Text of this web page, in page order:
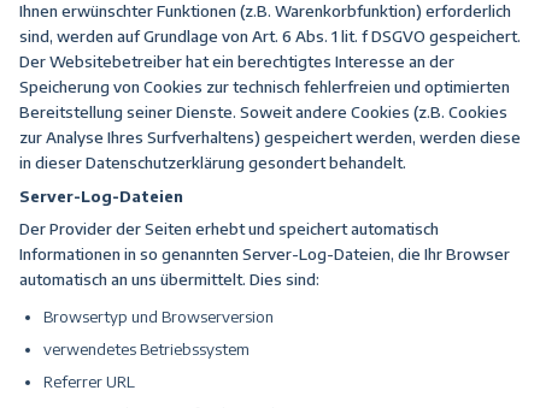
Ihnen erwünschter Funktionen (z.B. Warenkorbfunktion) erforderlich
sind, werden auf Grundlage von Art. 6 Abs. 1 lit. f DSGVO gespeichert.
Der Websitebetreiber hat ein berechtigtes Interesse an der
Speicherung von Cookies zur technisch fehlerfreien und optimierten
Bereitstellung seiner Dienste. Soweit andere Cookies (z.B. Cookies
zur Analyse Ihres Surfverhaltens) gespeichert werden, werden diese
in dieser Datenschutzerklärung gesondert behandelt.
Server-Log-Dateien
Der Provider der Seiten erhebt und speichert automatisch
Informationen in so genannten Server-Log-Dateien, die Ihr Browser
automatisch an uns übermittelt. Dies sind:
Browsertyp und Browserversion
verwendetes Betriebssystem
Referrer URL